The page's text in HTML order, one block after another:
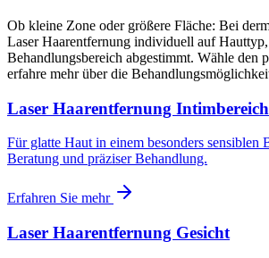
Ob kleine Zone oder größere Fläche: Bei
Laser Haarentfernung individuell auf
Behandlungsbereich abgestimmt. Wähle den
erfahre mehr über die
Laser Haarentfernung Intimbereich
Für glatte Haut in einem besonders sensiblen
Beratung und präziser Behandlung.
Erfahren Sie mehr
Laser Haarentfernung Gesicht